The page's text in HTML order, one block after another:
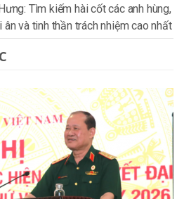
Tìm kiếm hài cốt các anh hùng,
và tinh thần trách nhiệm cao nhất